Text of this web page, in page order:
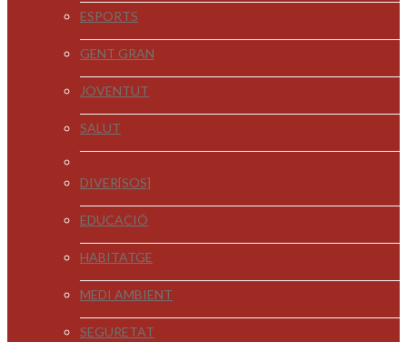
ESPORTS
GENT GRAN
JOVENTUT
SALUT
DIVER[SOS]
EDUCACIÓ
HABITATGE
MEDI AMBIENT
SEGURETAT